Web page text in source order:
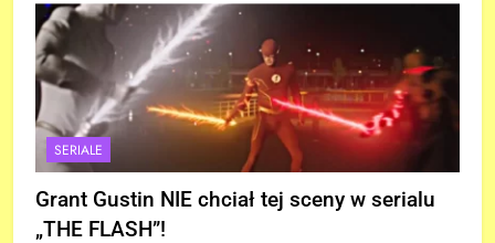
SERIALE
Grant Gustin NIE chciał tej sceny w serialu
„THE FLASH”!